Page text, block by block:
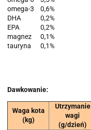
omega-3
0,6%
DHA
0,2%
EPA
0,2%
magnez
0,1%
tauryna
0,1%
Dawkowanie:
Waga kota
(kg)
Utrzymanie
wagi
(g/dzień)